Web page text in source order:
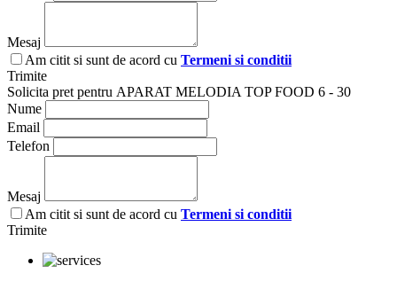
Mesaj
Am citit si sunt de acord cu Termeni si conditii
Trimite
Solicita pret pentru APARAT MELODIA TOP FOOD 6 - 30
Nume
Email
Telefon
Mesaj
Am citit si sunt de acord cu Termeni si conditii
Trimite